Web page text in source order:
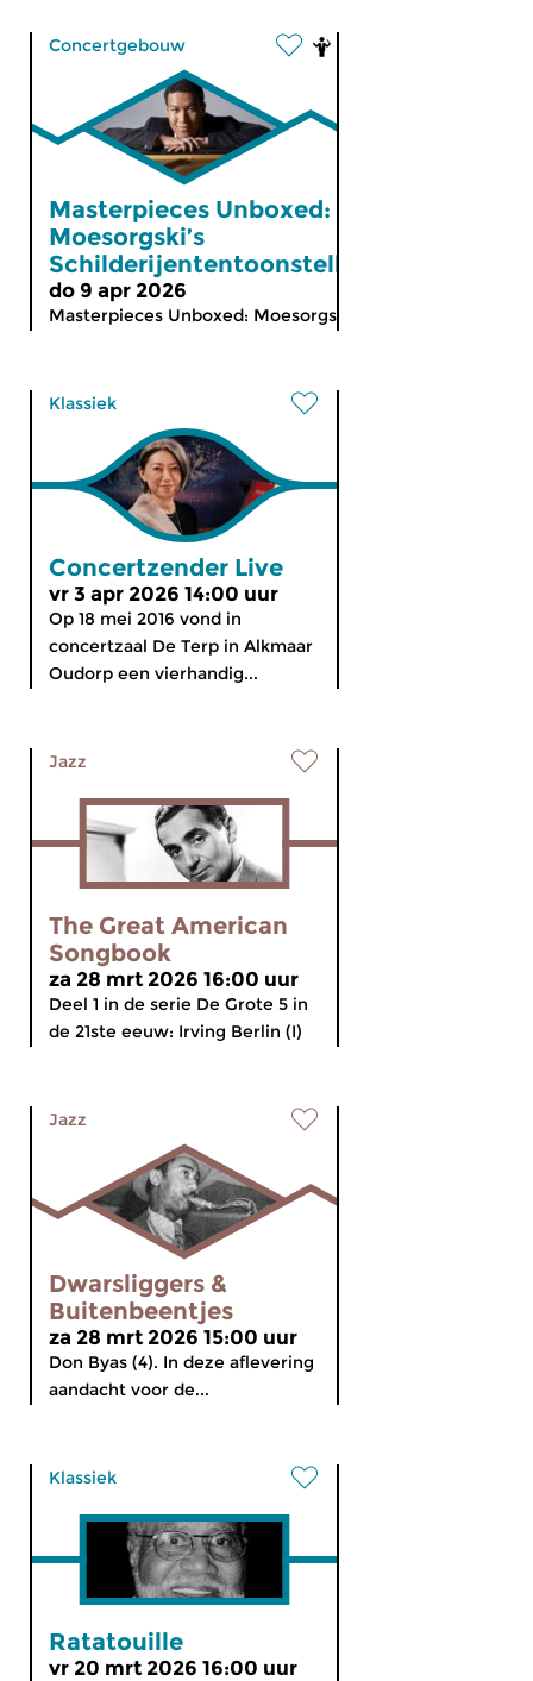
Concertgebouw
Masterpieces Unboxed:
Moesorgski’s
Schilderijententoonstelling
do 9 apr 2026
Masterpieces Unboxed: Moesorgski’s...
Klassiek
Concertzender Live
vr 3 apr 2026 14:00 uur
Op 18 mei 2016 vond in
concertzaal De Terp in Alkmaar
Oudorp een vierhandig...
Jazz
The Great American
Songbook
za 28 mrt 2026 16:00 uur
Deel 1 in de serie De Grote 5 in
de 21ste eeuw: Irving Berlin (I)
Jazz
Dwarsliggers &
Buitenbeentjes
za 28 mrt 2026 15:00 uur
Don Byas (4). In deze aflevering
aandacht voor de...
Klassiek
Ratatouille
vr 20 mrt 2026 16:00 uur